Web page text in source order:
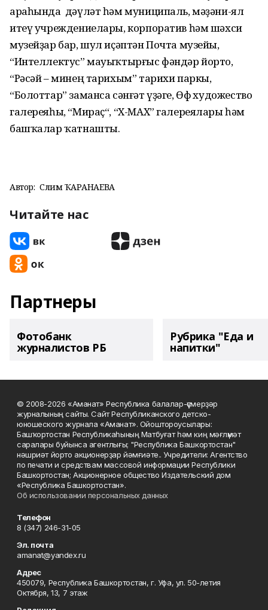
араһында дәүләт һәм муниципаль, мәҙәни-ял
итеү учреждениелары, корпоратив һәм шәхси
музейҙар бар, шул иҫәптән Почта музейы,
“Интеллектус” мауыҡтырғыс фәндәр йорто,
“Рәсәй – минең тарихым” тарихи паркы,
“Болоттар” заманса сәнғәт үҙәге, Өфө художество
галереяһы, “Мираҫ“, “X-MAX” галереялары һәм
башҡалар ҡатнашты.
Автор: Сәлимә ҠАРАНАЕВА
Читайте нас
Партнеры
Фотобанк
журналистов РБ
Рубрика "Еда и
напитки"
© 2008-2026 «Аманат» Республика балалар-үҫмерҙәр
журналының сайты. Сайт Республиканского детско-
юношеского журнала «Аманат». Ойоштороусылары:
Башҡортостан Республикаһының Матбуғат һәм киң мәғлүмәт
саралары буйынса агентлығы; "Республика Башкортостан"
нәшриәт йорто акционерҙар йәмғиәте.. Учредители: Агентство
по печати и средствам массовой информации Республики
Башкортостан; Акционерное общество Издательский дом
«Республика Башкортостан».
Об использовании персональных данных
Телефон
8 (347) 246-31-05
Эл. почта
amanat@yandex.ru
Адрес
450079, Республика Башкортостан, г. Уфа, ул. 50-летия
Октября, 13, 7 этаж